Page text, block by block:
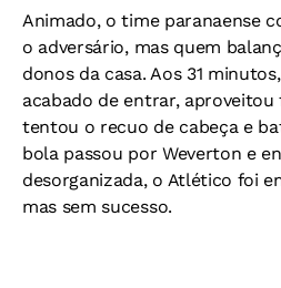
Animado, o time paranaense
o adversário, mas quem
donos da casa. Aos 31
acabado de entrar, aproveitou
tentou o recuo de cabeça e
bola passou por Weverton e
desorganizada, o Atlético foi
mas sem sucesso.